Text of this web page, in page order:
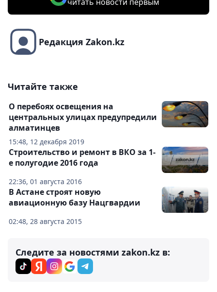
Редакция Zakon.kz
Читайте также
15:48, 12 декабря 2019
О перебоях освещения на
центральных улицах предупредили
алматинцев
22:36, 01 августа 2016
Строительство и ремонт в ВКО за 1-
е полугодие 2016 года
02:48, 28 августа 2015
В Астане строят новую
авиационную базу Нацгвардии
Следите за новостями zakon.kz в: